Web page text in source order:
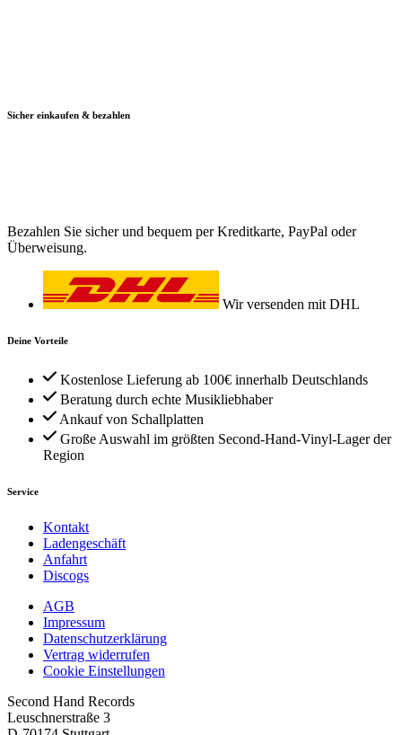
Sicher einkaufen & bezahlen
Bezahlen Sie sicher und bequem per Kreditkarte, PayPal oder
Überweisung.
Wir versenden mit DHL
Deine Vorteile
Kostenlose Lieferung ab 100€ innerhalb Deutschlands
Beratung durch echte Musikliebhaber
Ankauf von Schallplatten
Große Auswahl im größten Second-Hand-Vinyl-Lager der
Region
Service
Kontakt
Ladengeschäft
Anfahrt
Discogs
AGB
Impressum
Datenschutzerklärung
Vertrag widerrufen
Cookie Einstellungen
Second Hand Records
Leuschnerstraße 3